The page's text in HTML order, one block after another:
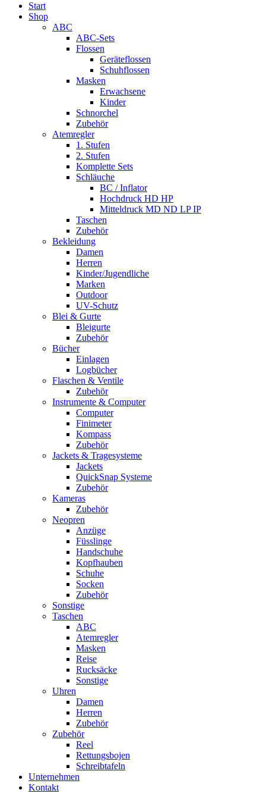
Start
Shop
ABC
ABC-Sets
Flossen
Geräteflossen
Schuhflossen
Masken
Erwachsene
Kinder
Schnorchel
Zubehör
Atemregler
1. Stufen
2. Stufen
Komplette Sets
Schläuche
BC / Inflator
Hochdruck HD HP
Mitteldruck MD ND LP IP
Taschen
Zubehör
Bekleidung
Damen
Herren
Kinder/Jugendliche
Marken
Outdoor
UV-Schutz
Blei & Gurte
Bleigurte
Zubehör
Bücher
Einlagen
Logbücher
Flaschen & Ventile
Zubehör
Instrumente & Computer
Computer
Finimeter
Kompass
Zubehör
Jackets & Tragesysteme
Jackets
QuickSnap Systeme
Zubehör
Kameras
Zubehör
Neopren
Anzüge
Füsslinge
Handschuhe
Kopfhauben
Schuhe
Socken
Zubehör
Sonstige
Taschen
ABC
Atemregler
Masken
Reise
Rucksäcke
Sonstige
Uhren
Damen
Herren
Zubehör
Zubehör
Reel
Rettungsbojen
Schreibtafeln
Unternehmen
Kontakt